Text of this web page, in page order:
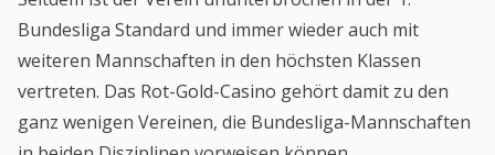
Bundesliga Standard und immer wieder auch mit
weiteren Mannschaften in den höchsten Klassen
vertreten. Das Rot-Gold-Casino gehört damit zu den
ganz wenigen Vereinen, die Bundesliga-Mannschaften